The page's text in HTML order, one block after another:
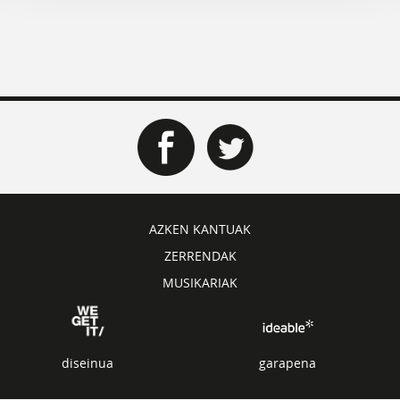
AZKEN KANTUAK
ZERRENDAK
MUSIKARIAK
diseinua garapena